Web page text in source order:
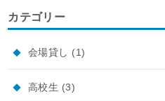
カテゴリー
会場貸し (1)
高校生 (3)